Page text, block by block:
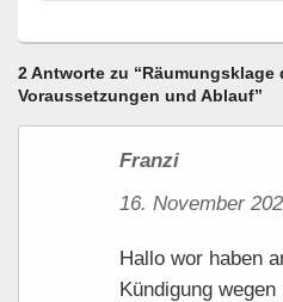
2 Antworte zu “Räumungsklage
Voraussetzungen und Ablauf”
Franzi
16. November
Hallo wor haben
Kündigung